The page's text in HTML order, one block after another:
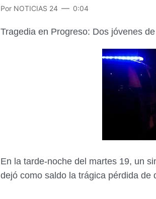
Por NOTICIAS 24 0:04
Tragedia en Progreso: Dos jóvenes
En la tarde-noche del martes 19, un
dejó como saldo la trágica pérdida de